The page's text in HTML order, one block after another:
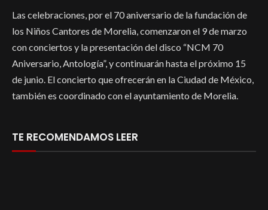
Las celebraciones, por el 70 aniversario de la fundación de
los Niños Cantores de Morelia, comenzaron el 9 de marzo
con conciertos y la presentación del disco “NCM 70
Aniversario, Antología”, y continuarán hasta el próximo 15
de junio. El concierto que ofrecerán en la Ciudad de México,
también es coordinado con el ayuntamiento de Morelia.
TE RECOMENDAMOS LEER